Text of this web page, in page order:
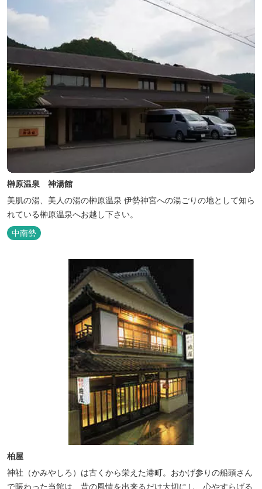
榊原温泉 神湯館
美肌の湯、美人の湯の榊原温泉 伊勢神宮への湯ごりの地として知ら
れている榊原温泉へお越し下さい。
中南勢
柏屋
神社（かみやしろ）は古くから栄えた港町。おかげ参りの船頭さん
で賑わった当館は、昔の風情を出来るだけ大切にし、心やすらげる